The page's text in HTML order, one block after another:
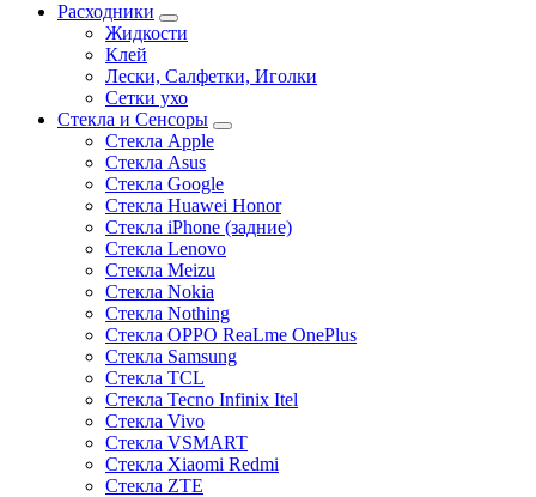
Расходники
Жидкости
Клей
Лески, Салфетки, Иголки
Сетки ухо
Стекла и Сенсоры
Стекла Apple
Стекла Asus
Стекла Google
Стекла Huawei Honor
Стекла iPhone (задние)
Стекла Lenovo
Стекла Meizu
Стекла Nokia
Стекла Nothing
Стекла OPPO ReaLme OnePlus
Стекла Samsung
Стекла TCL
Стекла Tecno Infinix Itel
Стекла Vivo
Стекла VSMART
Стекла Xiaomi Redmi
Стекла ZTE